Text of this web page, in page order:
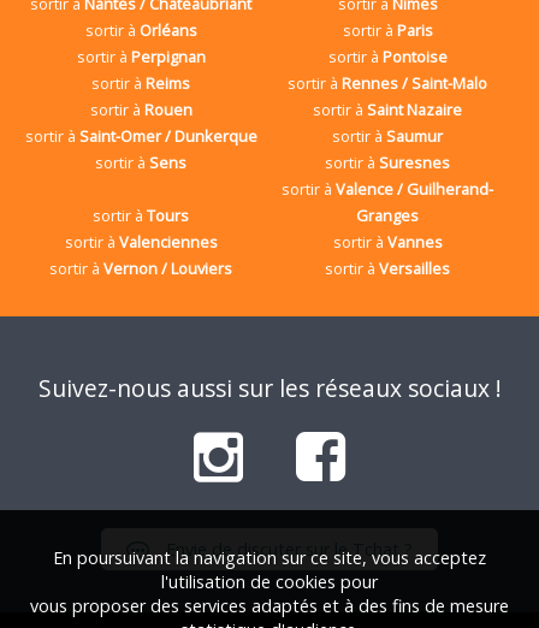
sortir à Orléans sortir à Paris
sortir à Perpignan sortir à Pontoise
sortir àReims sortir àRennes / Saint-Malo
sortir à Rouen sortir àSaint Nazaire
sortir à Saint-Omer / Dunkerque sortir àSaumur
sortir àSens sortir àSuresnes
sortir àTours
sortir àValence / Guilherand-
Granges
sortir à Valenciennes sortir à Vannes
sortir àVernon / Louviers sortir àVersailles
Suivez-nous aussi sur les réseaux sociaux !
Envie de discuter sur le Tchat ?
En poursuivant la navigation sur ce site, vous acceptez
l'utilisation de cookies pour
vous proposer des services adaptés et à des fins de mesure